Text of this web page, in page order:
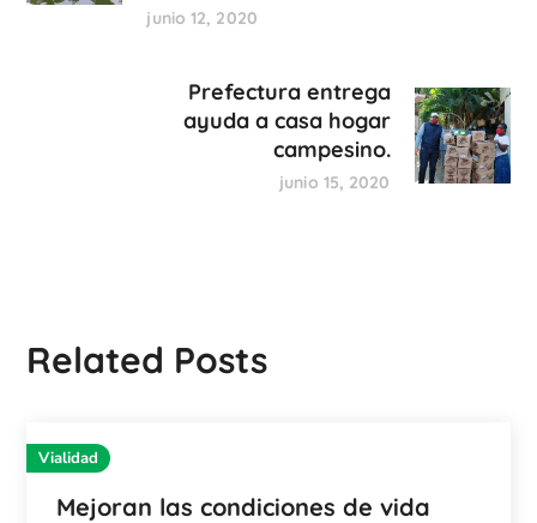
junio 12, 2020
Prefectura entrega
ayuda a casa hogar
campesino.
junio 15, 2020
Related Posts
Vialidad
Mejoran las condiciones de vida